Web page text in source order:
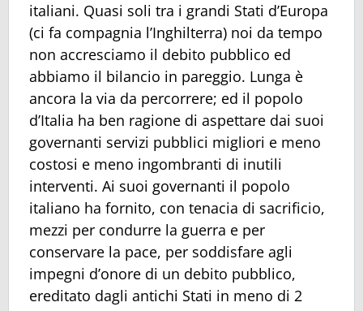
italiani. Quasi soli tra i grandi Stati d’Europa
(ci fa compagnia l’Inghilterra) noi da tempo
non accresciamo il debito pubblico ed
abbiamo il bilancio in pareggio. Lunga è
ancora la via da percorrere; ed il popolo
d’Italia ha ben ragione di aspettare dai suoi
governanti servizi pubblici migliori e meno
costosi e meno ingombranti di inutili
interventi. Ai suoi governanti il popolo
italiano ha fornito, con tenacia di sacrificio,
mezzi per condurre la guerra e per
conservare la pace, per soddisfare agli
impegni d’onore di un debito pubblico,
ereditato dagli antichi Stati in meno di 2